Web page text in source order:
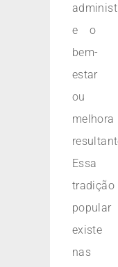
e o
bem-
estar
ou
melhora
Essa
tradição
popular
existe
nas